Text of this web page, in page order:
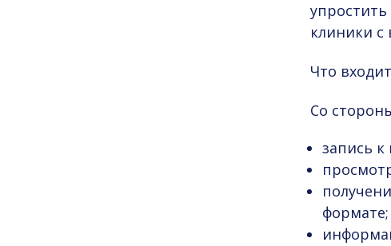
клиники
Что
Со
запись к
формате;